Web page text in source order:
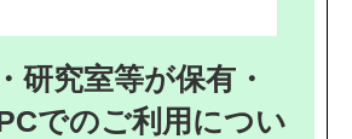
研究室等が保有・
でのご利用につい